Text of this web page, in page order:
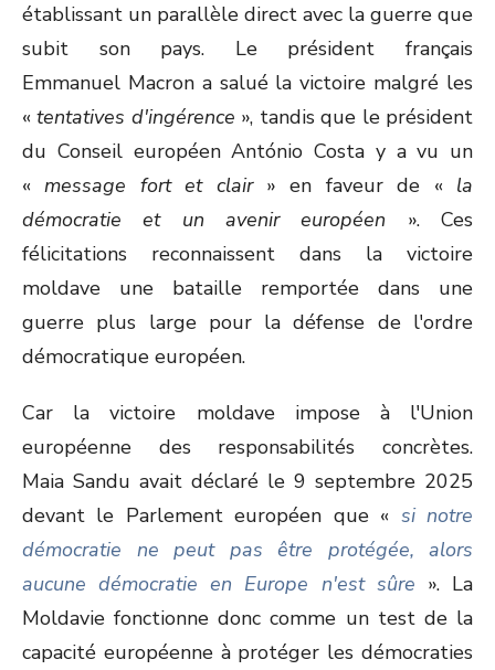
établissant un parallèle direct avec la guerre que
subit son pays. Le président français
Emmanuel Macron a salué la victoire malgré les
«tentatives d'ingérence », tandis que le président
du Conseil européen António Costa y a vu un
«message fort et clair» en faveur de « la
démocratie et un avenir européen ». Ces
félicitations reconnaissent dans la victoire
moldave une bataille remportée dans une
guerre plus large pour la défense de l'ordre
démocratique européen.
Car la victoire moldave impose à l'Union
européenne des responsabilités concrètes.
Maia Sandu avait déclaré le 9 septembre 2025
devant le Parlement européen que « si notre
démocratie ne peut pas être protégée, alors
aucune démocratie en Europe n'est sûre ». La
Moldavie fonctionne donc comme un test de la
capacité européenne à protéger les démocraties